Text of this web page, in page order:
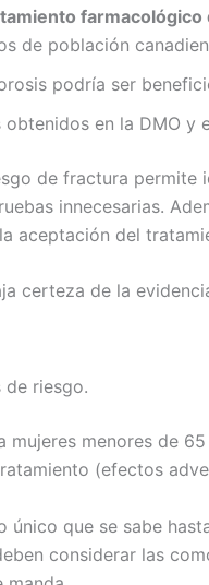
farmacológico
de población
podría ser
en la DMO y
de fractura
innecesarias.
aceptación del
certeza de la
riesgo.
menores de
(efectos
único que se sabe
considerar las